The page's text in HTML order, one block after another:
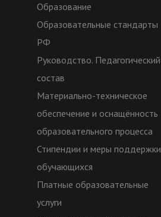
Образование
Образовательные стандарты
РФ
Руководство. Педагогический
состав
Материально-техническое
обеспечение и оснащённость
образовательного процесса
Стипендии и меры поддержки
обучающихся
Платные образовательные
услуги